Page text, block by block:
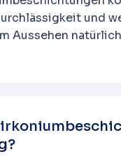
und
Aussehen